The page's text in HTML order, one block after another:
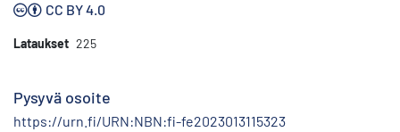
CC BY 4.0
Lataukset 225
Pysyvä osoite
https://urn.fi/URN:NBN:fi-fe2023013115323